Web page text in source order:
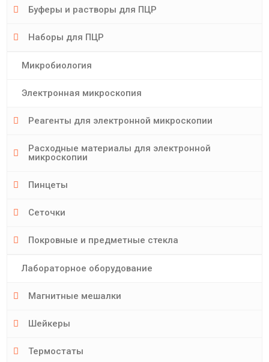
Буферы и растворы для ПЦР
Наборы для ПЦР
Микробиология
Электронная микроскопия
Реагенты для электронной микроскопии
Расходные материалы для электронной
микроскопии
Пинцеты
Сеточки
Покровные и предметные стекла
Лабораторное оборудование
Магнитные мешалки
Шейкеры
Термостаты